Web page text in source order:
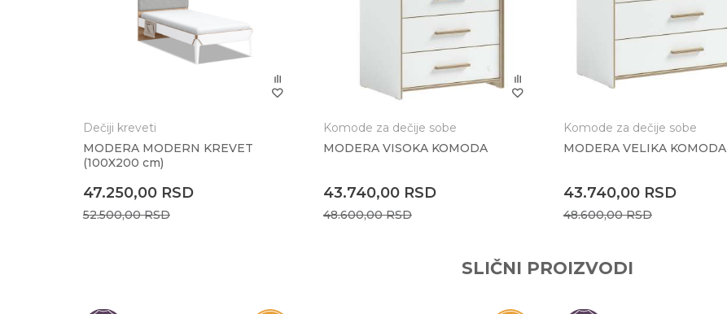
Anti-spam zaštita - izračunajte koliko je 2 + 3 :
Dečiji kreveti
MODERA MODERN KREVET
(100X200 cm)
47.250,00 RSD
52.500,00RSD
Komode za dečije sobe
MODERA VISOKA KOMODA
43.740,00 RSD
48.600,00RSD
Komode za dečije sobe
MODERA VELIKA KOMODA
43.740,00 RSD
48.600,00RSD
SLIČNI PROIZVODI